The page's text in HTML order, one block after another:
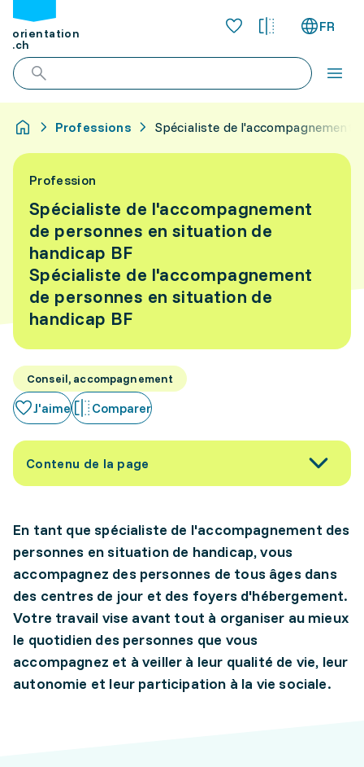
orientation
.ch
FR
Professions Spécialiste de l'accompagnement
Profession
Spécialiste de l'accompagnement
de personnes en situation de
handicap BF
Spécialiste de l'accompagnement
de personnes en situation de
handicap BF
Conseil, accompagnement
J'aime Comparer
Contenu de la page
En tant que spécialiste de l'accompagnement des
personnes en situation de handicap, vous
accompagnez des personnes de tous âges dans
des centres de jour et des foyers d'hébergement.
Votre travail vise avant tout à organiser au mieux
le quotidien des personnes que vous
accompagnez et à veiller à leur qualité de vie, leur
autonomie et leur participation à la vie sociale.